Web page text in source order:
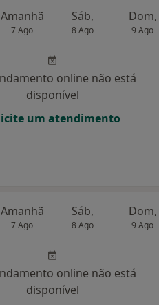
Amanhã
7 Ago
Sáb,
8 Ago
Dom,
9 Ago
online não está
disponível
um atendimento
Amanhã
7 Ago
Sáb,
8 Ago
Dom,
9 Ago
online não está
disponível